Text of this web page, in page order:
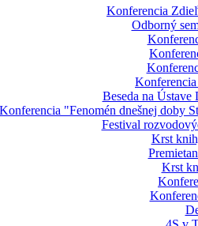
Konferencia
Odborný
Beseda na
Konferencia "Fenomén dnešnej doby
Festival
Krst
Krst